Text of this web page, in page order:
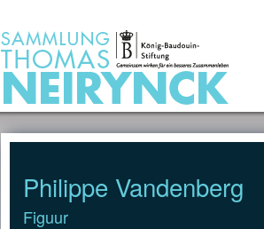
Philippe Vandenberg
Figuur